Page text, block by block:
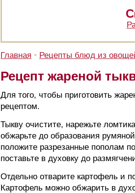
Главная • Рецепты блюд из
Рецепт жареной
Для того, чтобы приготовить
рецептом.
Тыкву очистите, нарежьте
обжарьте до образования
положите разрезанные пополам
поставьте в духовку до
Отдельно отварите картофель и
Картофель можно обжарить в